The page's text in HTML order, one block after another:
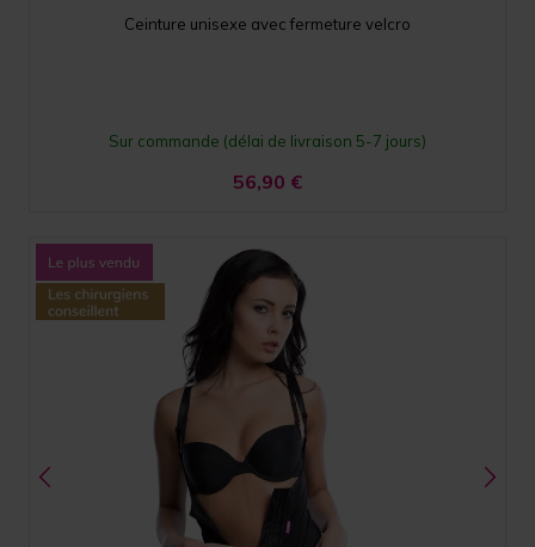
Ceinture unisexe avec fermeture velcro
Sur commande (délai de livraison 5-7 jours)
56,90 €